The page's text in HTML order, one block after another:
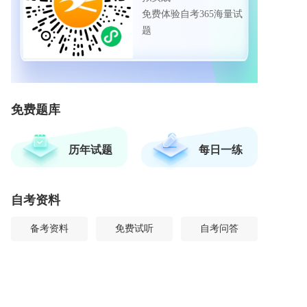
免费体验自考365海量试
题
免费题库
历年试题 每日一练
自考资料
备考资料 免费试听 自考问答